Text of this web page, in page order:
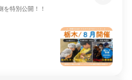
特別公開！！